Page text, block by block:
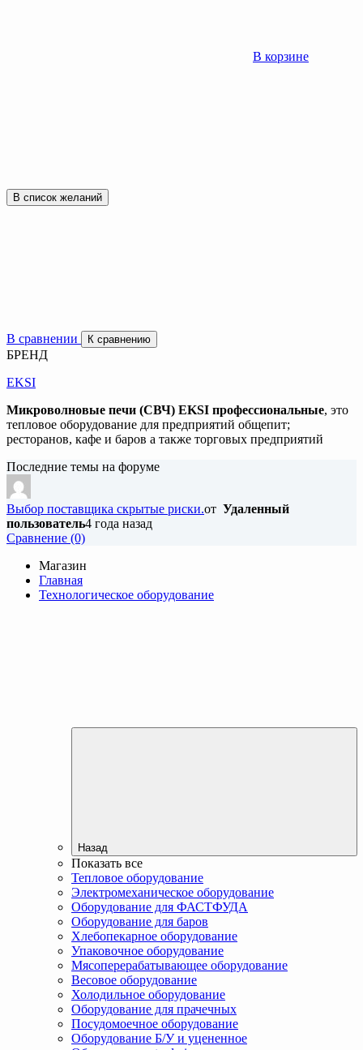
В корзине
В список желаний
В сравнении К сравнению
БРЕНД
EKSI
Микроволновые печи (СВЧ) EKSI профессиональные, это
тепловое оборудование для предприятий общепит;
ресторанов, кафе и баров а также торговых предприятий
Последние темы на форуме
Выбор поставщика скрытые риски.от Удаленный
пользователь4 года назад
Cравнение (0)
Магазин
Главная
Технологическое оборудование
Назад
Показать все
Тепловое оборудование
Электромеханическое оборудование
Оборудование для ФАСТФУДА
Оборудование для баров
Хлебопекарное оборудование
Упаковочное оборудование
Мясоперерабатывающее оборудование
Весовое оборудование
Холодильное оборудование
Оборудование для прачечных
Посудомоечное оборудование
Оборудование Б/У и уцененное